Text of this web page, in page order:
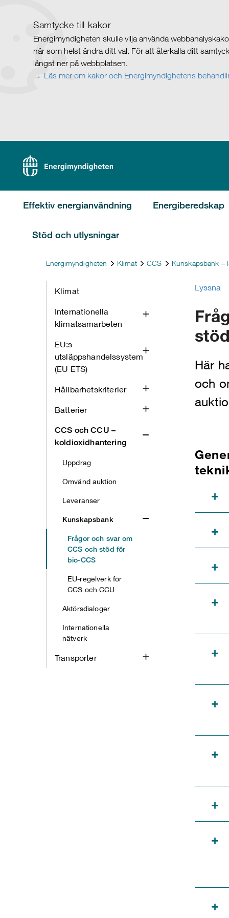
Samtycke till kakor
Energimyndigheten skulle vilja använda
när som helst ändra ditt val. För att återkalla ditt
längst ner på webbplatsen.
Läs mer om kakor och Energimyndighetens
Effektiv energianvändning Energiberedskap
Stöd och utlysningar
Energimyndigheten Klimat CCS Kunskapsbank –
Klimat
Internationella
klimatsamarbeten
EU:s
utsläppshandelssystem
(EU ETS)
Hållbarhetskriterier
Batterier
CCS och CCU –
koldioxidhantering
Uppdrag
Omvänd auktion
Leveranser
Kunskapsbank
Frågor och svar om
CCS och stöd för
bio-CCS
EU-regelverk för
CCS och CCU
Aktörsdialoger
Internationella
nätverk
Transporter
Lyssna
Här
och
+
+
+
+
+
+
+
+
+
+